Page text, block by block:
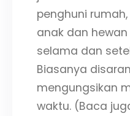
penghuni
anak dan
selama dan
Biasanya
mengungsikan
waktu. (Baca